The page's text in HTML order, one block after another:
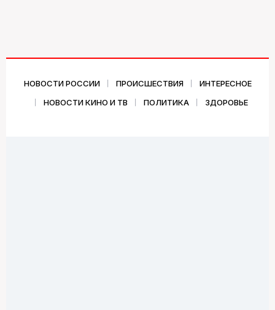
НОВОСТИ РОССИИ ПРОИСШЕСТВИЯ
ИНТЕРЕСНОЕ
НОВОСТИ КИНО И ТВ
ПОЛИТИКА ЗДОРОВЬЕ